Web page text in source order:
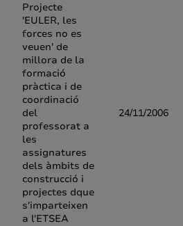
Projecte
'EULER, les
forces no es
veuen' de
millora de la
formació
pràctica i de
coordinació
del
professorat a
les
assignatures
dels àmbits de
construcció i
projectes dque
s'imparteixen
a l'ETSEA
24/11/2006